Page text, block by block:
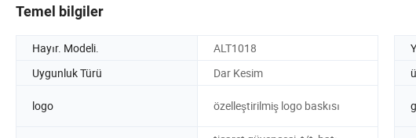
Temel bilgiler
Hayır. Modeli. ALT1018
Uygunluk Türü
Dar Kesim
logo özelleştirilmiş logo baskısı